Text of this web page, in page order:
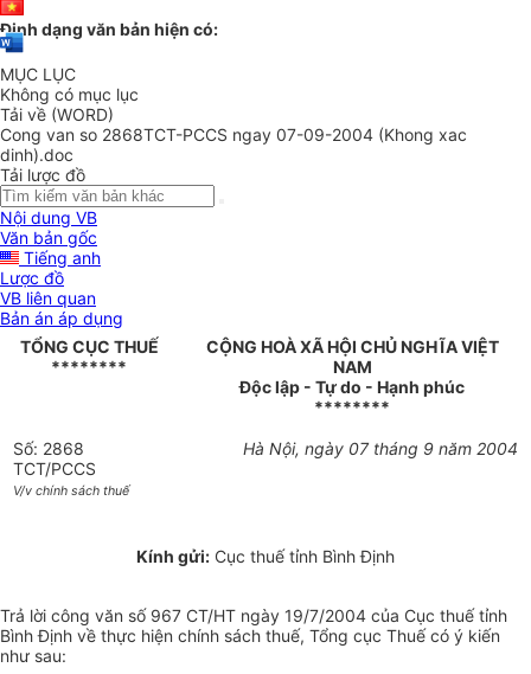
Định dạng văn bản hiện có:
MỤC LỤC
Không có mục lục
Tải về (WORD)
Cong van so 2868TCT-PCCS ngay 07-09-2004 (Khong xac
dinh).doc
Tải lược đồ
Nội dung VB
Văn bản gốc
Tiếng anh
Lược đồ
VB liên quan
Bản án áp dụng
TỔNG CỤC THUẾ
********
CỘNG HOÀ XÃ HỘI CHỦ NGHĨA VIỆT
NAM
Độc lập - Tự do - Hạnh phúc
********
Số: 2868
TCT/PCCS
V/v chính sách thuế
Hà Nội, ngày 07 tháng 9 năm 2004
Kính gửi: Cục thuế tỉnh Bình Định
Trả lời công văn số 967 CT/HT ngày 19/7/2004 của Cục thuế tỉnh
Bình Định về thực hiện chính sách thuế, Tổng cục Thuế có ý kiến
như sau: